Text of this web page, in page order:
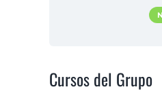
Cursos del Grupo